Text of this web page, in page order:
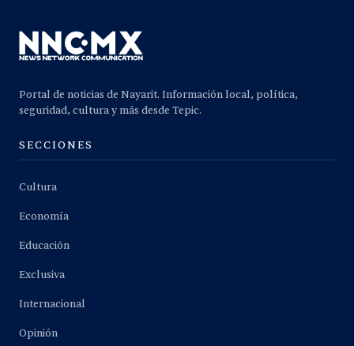
Portal de noticias de Nayarit. Información local, política,
seguridad, cultura y más desde Tepic.
SECCIONES
Cultura
Economía
Educación
Exclusiva
Internacional
Opinión